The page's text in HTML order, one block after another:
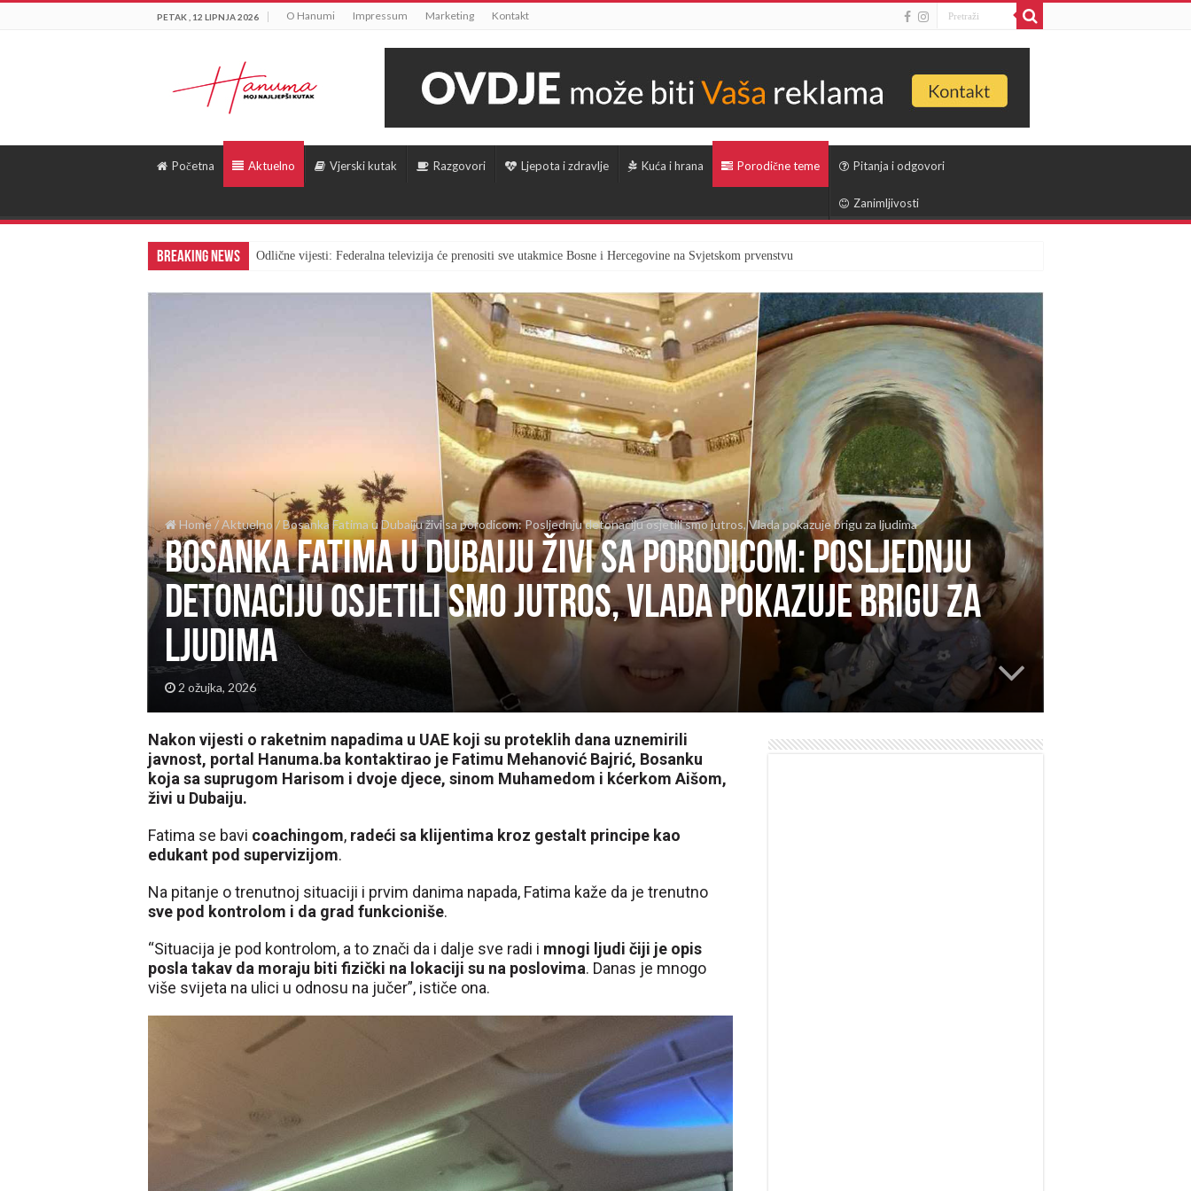
PETAK , 12 LIPNJA 2026 O Hanumi Impressum Marketing Kontakt
Početna Aktuelno Vjerski kutak Razgovori Ljepota i zdravlje Kuća i hrana Porodične teme Pitanja i odgovori
Zanimljivosti
Breaking News Odlične vijesti: Federalna televizija će prenositi sve utakmice Bosne i Hercegovine na Svjetskom prvenstvu
Home/Aktuelno / Bosanka Fatima u Dubaiju živi sa porodicom: Posljednju detonaciju osjetili smo jutros, Vlada pokazuje brigu za ljudima
Bosanka Fatima u Dubaiju živi sa porodicom: Posljednju
detonaciju osjetili smo jutros, Vlada pokazuje brigu za
ljudima
2 ožujka, 2026
Nakon vijesti o raketnim napadima u UAE koji su proteklih dana uznemirili
javnost, portal Hanuma.ba kontaktirao je Fatimu Mehanović Bajrić, Bosanku
koja sa suprugom Harisom i dvoje djece, sinom Muhamedom i kćerkom Aišom,
živi u Dubaiju.
Fatima se bavi coachingom, radeći sa klijentima kroz gestalt principe kao
edukant pod supervizijom.
Na pitanje o trenutnoj situaciji i prvim danima napada, Fatima kaže da je trenutno
sve pod kontrolom i da grad funkcioniše.
“Situacija je pod kontrolom, a to znači da i dalje sve radi i mnogi ljudi čiji je opis
posla takav da moraju biti fizički na lokaciji su na poslovima. Danas je mnogo
više svijeta na ulici u odnosu na jučer”, ističe ona.